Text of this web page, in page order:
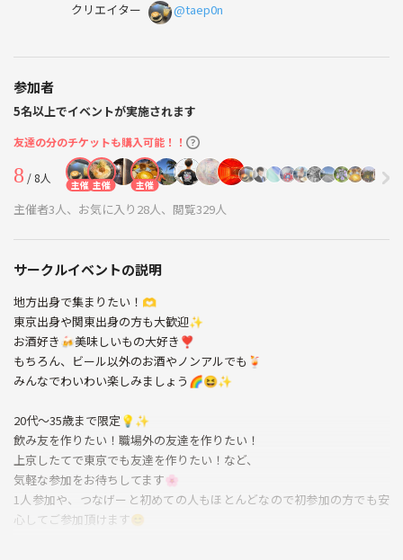
クリエイター
@taep0n
参加者
5名以上でイベントが実施されます
友達の分のチケットも購入可能！！
8 / 8人 主催 主催 主催
主催者3人、お気に入り28人、閲覧329人
サークルイベントの説明
地方出身で集まりたい！🫶
東京出身や関東出身の方も大歓迎✨
お酒好き🍻美味しいもの大好き❣️
もちろん、ビール以外のお酒やノンアルでも🍹
みんなでわいわい楽しみましょう🌈😆✨
20代〜35歳まで限定💡✨
飲み友を作りたい！職場外の友達を作りたい！
上京したてで東京でも友達を作りたい！など、
気軽な参加をお待ちしてます🌸
1人参加や、つなげーと初めての人もほとんどなので初参加の方でも安
心してご参加頂けます😊